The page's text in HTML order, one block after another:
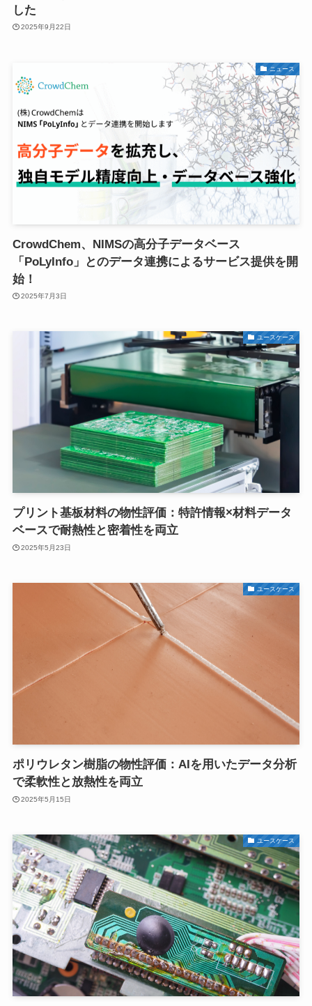
した
2025年9月22日
ニュース
CrowdChem、NIMSの高分子データベース
「PoLyInfo」とのデータ連携によるサービス提供を開
始！
2025年7月3日
ユースケース
プリント基板材料の物性評価：特許情報×材料データ
ベースで耐熱性と密着性を両立
2025年5月23日
ユースケース
ポリウレタン樹脂の物性評価：AIを用いたデータ分析
で柔軟性と放熱性を両立
2025年5月15日
ユースケース